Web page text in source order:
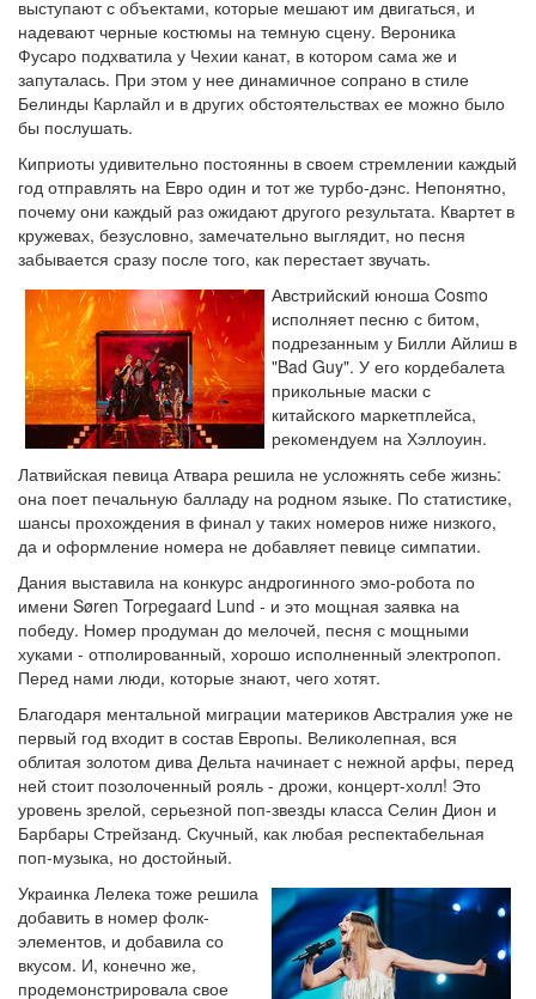
выступают с объектами, которые мешают им двигаться, и
надевают черные костюмы на темную сцену. Вероника
Фусаро подхватила у Чехии канат, в котором сама же и
запуталась. При этом у нее динамичное сопрано в стиле
Белинды Карлайл и в других обстоятельствах ее можно было
бы послушать.
Киприоты удивительно постоянны в своем стремлении каждый
год отправлять на Евро один и тот же турбо-дэнс. Непонятно,
почему они каждый раз ожидают другого результата. Квартет в
кружевах, безусловно, замечательно выглядит, но песня
забывается сразу после того, как перестает звучать.
Австрийский юноша Cosmo
исполняет песню с битом,
подрезанным у Билли Айлиш в
"Bad Guy". У его кордебалета
прикольные маски с
китайского маркетплейса,
рекомендуем на Хэллоуин.
Латвийская певица Атвара решила не усложнять себе жизнь:
она поет печальную балладу на родном языке. По статистике,
шансы прохождения в финал у таких номеров ниже низкого,
да и оформление номера не добавляет певице симпатии.
Дания выставила на конкурс андрогинного эмо-робота по
имени Søren Torpegaard Lund - и это мощная заявка на
победу. Номер продуман до мелочей, песня с мощными
хуками - отполированный, хорошо исполненный электропоп.
Перед нами люди, которые знают, чего хотят.
Благодаря ментальной миграции материков Австралия уже не
первый год входит в состав Европы. Великолепная, вся
облитая золотом дива Дельта начинает с нежной арфы, перед
ней стоит позолоченный рояль - дрожи, концерт-холл! Это
уровень зрелой, серьезной поп-звезды класса Селин Дион и
Барбары Стрейзанд. Скучный, как любая респектабельная
поп-музыка, но достойный.
Украинка Лелека тоже решила
добавить в номер фолк-
элементов, и добавила со
вкусом. И, конечно же,
продемонстрировала свое